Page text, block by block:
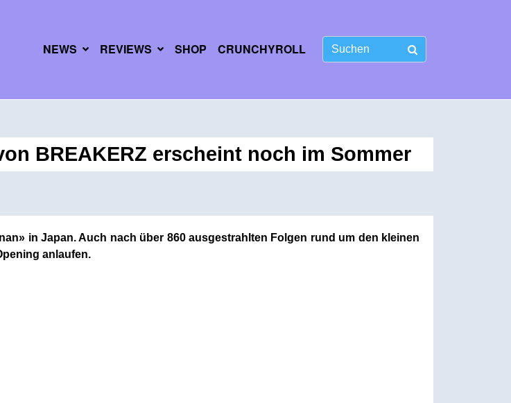
NEWS REVIEWS SHOP CRUNCHYROLL
BREAKERZ erscheint noch im Sommer
in Japan. Auch nach über 860 ausgestrahlten Folgen rund um den kleinen
anlaufen.